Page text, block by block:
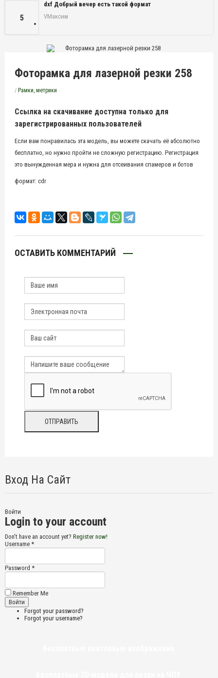
5
dxf Добрый вечер есть такой формат
VМаксим
Фоторамка для лазерной резки 258
/ Рамки, метрики
Ссылка на скачивание доступна только для
зарегистрированных пользователей
Если вам понравилась эта модель, вы можете скачать её абсолютно
бесплатно, но нужно пройти не сложную регистрацию. Регистрация
это вынужденная мера и нужна для отсеивания спамеров и ботов
формат: cdr
ОСТАВИТЬ КОММЕНТАРИЙ
Вход На Сайт
Войти
Login to your account
Don't have an account yet? Register now!
Username *
Password *
Remember Me
Forgot your password?
Forgot your username?